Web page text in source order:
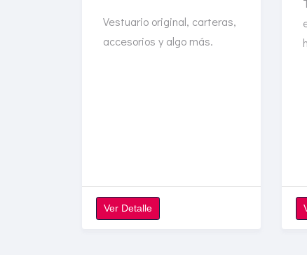
Vestuario original, carteras,
accesorios y algo más.
Ver Detalle